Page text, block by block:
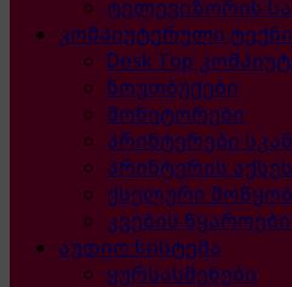
ტელევიზორის
კომპიუტერული
Desk Top
ნოუთბუქები
მონიტორები
პრინტერები
პრინტერის
ქსელური
კვების წყაროები
აუდიო სისტემა
ყურსასმენები